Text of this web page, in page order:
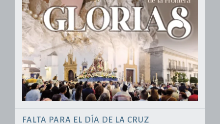
FALTA PARA EL DÍA DE LA CRUZ